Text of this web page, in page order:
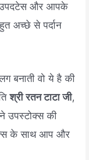
उपदटेस और आपके
अच्छे से पर्दान
बनाती वो ये है की
श्री रतन टाटा जी,
उपस्टोक्स की
के साथ आप और